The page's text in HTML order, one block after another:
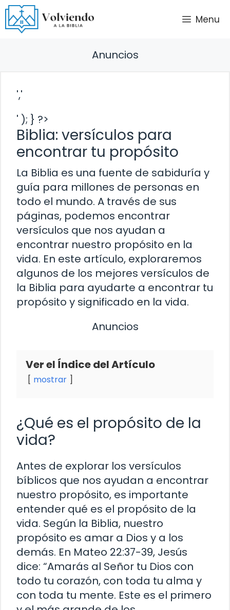
Saltar
al
contenido
Menu
Anuncios
','
' ); } ?>
Biblia: versículos para
encontrar tu propósito
La Biblia es una fuente de sabiduría y
guía para millones de personas en
todo el mundo. A través de sus
páginas, podemos encontrar
versículos que nos ayudan a
encontrar nuestro propósito en la
vida. En este artículo, exploraremos
algunos de los mejores versículos de
la Biblia para ayudarte a encontrar tu
propósito y significado en la vida.
Anuncios
Ver el Índice del Artículo
mostrar
¿Qué es el propósito de la
vida?
Antes de explorar los versículos
bíblicos que nos ayudan a encontrar
nuestro propósito, es importante
entender qué es el propósito de la
vida. Según la Biblia, nuestro
propósito es amar a Dios y a los
demás. En Mateo 22:37-39, Jesús
dice: “Amarás al Señor tu Dios con
todo tu corazón, con toda tu alma y
con toda tu mente. Este es el primero